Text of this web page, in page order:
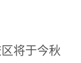
将于今秋